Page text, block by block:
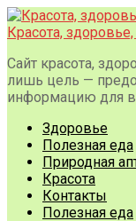
Перейти
к
Красота,
Сайт красота,
лишь цель —
информацию для
Здоровье
Полезная еда
Природная
Красота
Контакты
Полезная еда